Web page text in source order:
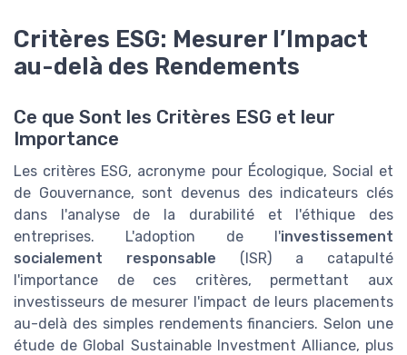
Critères ESG: Mesurer l’Impact
au-delà des Rendements
Ce que Sont les Critères ESG et leur
Importance
Les critères ESG, acronyme pour Écologique, Social et
de Gouvernance, sont devenus des indicateurs clés
dans l'analyse de la durabilité et l'éthique des
entreprises. L'adoption de l'investissement
socialement responsable (ISR) a catapulté
l'importance de ces critères, permettant aux
investisseurs de mesurer l'impact de leurs placements
au-delà des simples rendements financiers. Selon une
étude de Global Sustainable Investment Alliance, plus